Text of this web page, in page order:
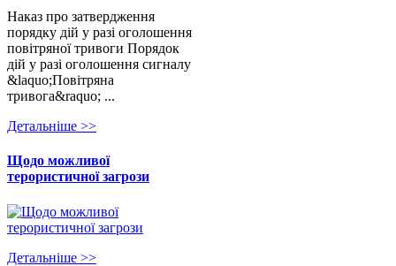
Наказ про затвердження
порядку дій у разі оголошення
повітряної тривоги Порядок
дій у разі оголошення сигналу
&laquo;Повітряна
тривога&raquo; ...
Детальнiше >>
Щодо можливої
терористичної загрози
Детальнiше >>